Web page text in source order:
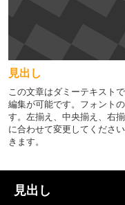
見出し
この文章はダミーテキスト
編集が可能です。フォント
す。左揃え、中央揃え、右
に合わせて変更してくださ
きます。
見出し